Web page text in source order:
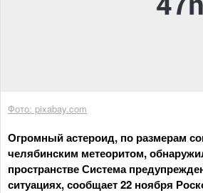
Фото: pixabay.com
Огромный астероид, по размерам
челябинским метеоритом,
пространстве Система
ситуациях, сообщает 22 ноября